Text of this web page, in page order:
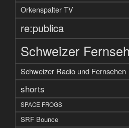
Orkenspalter TV
re:publica
Schweizer
Schweizer Radio und Fernsehen
shorts
SPACE FROGS
SRF Bounce